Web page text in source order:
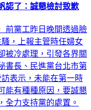
認了：誠懇檢討致歉
前黨工昨日晚間透過臉
，上報主管時任婦女
被冷處理，引發各界關
書長、民進黨台北市第
表示，未能在第一時
能有種種原因，要誠懇
全力支持黨的處置。